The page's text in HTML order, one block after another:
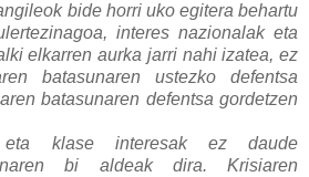
bide horri uko egitera behartu
interes nazionalak eta
elkarren aurka jarri nahi izatea, ez
batasunaren ustezko defentsa
batasunaren defentsa gordetzen
eta klase interesak ez daude
bi aldeak dira. Krisiaren